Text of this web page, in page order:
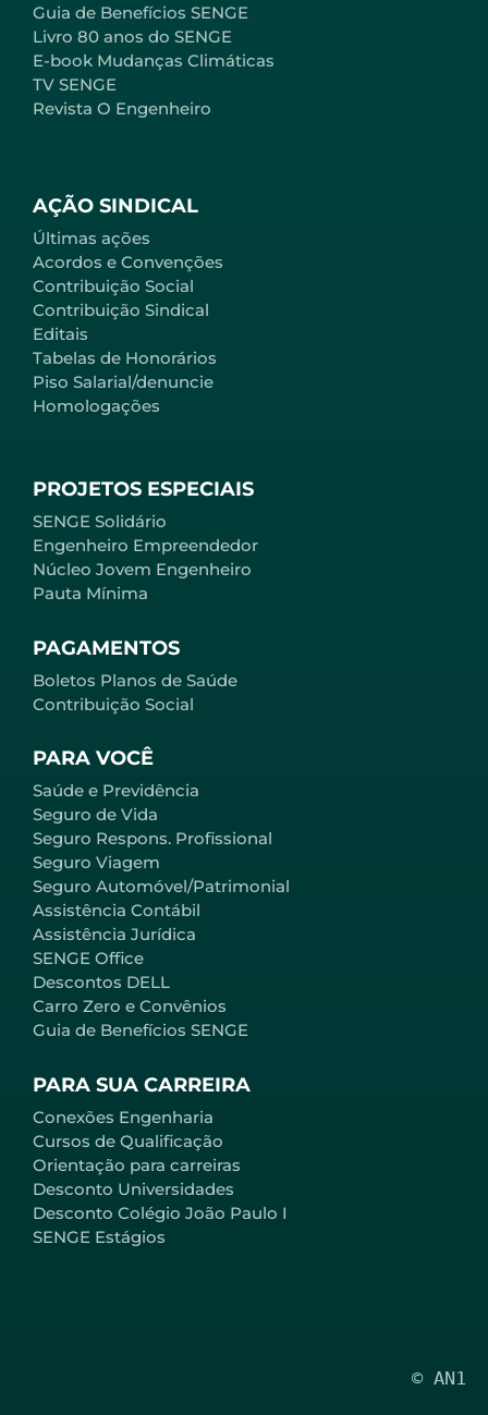
PARA VOCÊ
Saúde e Previdência
Seguro de Vida
Seguro Respons. Profissional
Seguro Viagem
Seguro Automóvel/Patrimonial
Assistência Contábil
Assistência Jurídica
SENGE Office
Descontos DELL
Carro Zero e Convênios
Guia de Benefícios SENGE
PARA SUA CARREIRA
Conexões Engenharia
Cursos de Qualificação
Orientação para carreiras
Desconto Universidades
Desconto Colégio João Paulo I
SENGE Estágios
AÇÃO SINDICAL
Últimas ações
Acordos e Convenções
Contribuição Social
Contribuição Sindical
Editais
Tabelas de Honorários
Piso Salarial/denuncie
Homologações
PROJETOS ESPECIAIS
SENGE Solidário
Engenheiro Empreendedor
Núcleo Jovem Engenheiro
Pauta Mínima
PAGAMENTOS
Boletos Planos de Saúde
Contribuição Social
Guia de Benefícios SENGE
Livro 80 anos do SENGE
E-book Mudanças Climáticas
TV SENGE
Revista O Engenheiro
© AN1